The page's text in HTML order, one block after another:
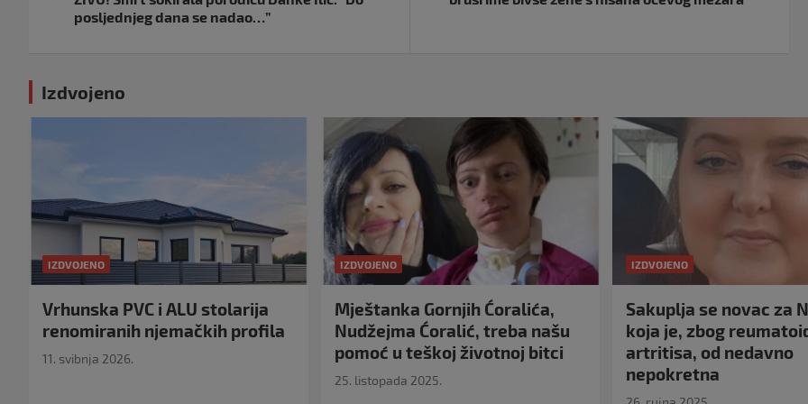
posljednjeg dana se nadao…”
Izdvojeno
IZDVOJENO
Vrhunska PVC i ALU stolarija
renomiranih njemačkih profila
11. svibnja 2026.
IZDVOJENO
Mještanka Gornjih Ćoralića,
Nudžejma Ćoralić, treba našu
pomoć u teškoj životnoj bitci
25. listopada 2025.
IZDVOJENO
Sakuplja se novac za
koja je, zbog
artritisa, od nedavno
nepokretna